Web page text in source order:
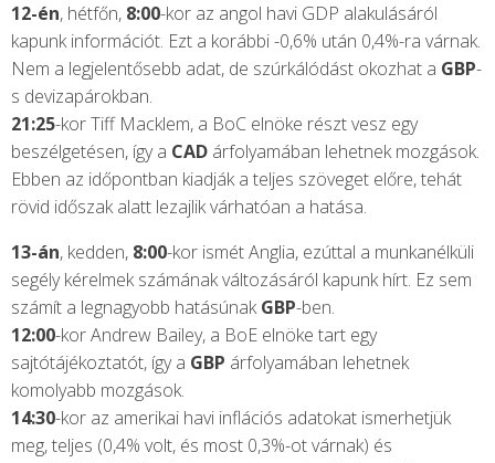
12-én, hétfőn, 8:00-kor az angol havi GDP alakulásáról
kapunk információt. Ezt a korábbi -0,6% után 0,4%-ra várnak.
Nem a legjelentősebb adat, de szúrkálódást okozhat a GBP-
s devizapárokban.
21:25-kor Tiff Macklem, a BoC elnöke részt vesz egy
beszélgetésen, így a CAD árfolyamában lehetnek mozgások.
Ebben az időpontban kiadják a teljes szöveget előre, tehát
rövid időszak alatt lezajlik várhatóan a hatása.
13-án, kedden, 8:00-kor ismét Anglia, ezúttal a munkanélküli
segély kérelmek számának változásáról kapunk hírt. Ez sem
számít a legnagyobb hatásúnakGBP-ben.
12:00-kor Andrew Bailey, a BoE elnöke tart egy
sajtótájékoztatót, így a GBP árfolyamában lehetnek
komolyabb mozgások.
14:30-kor az amerikai havi inflációs adatokat ismerhetjük
meg, teljes (0,4% volt, és most 0,3%-ot várnak) és